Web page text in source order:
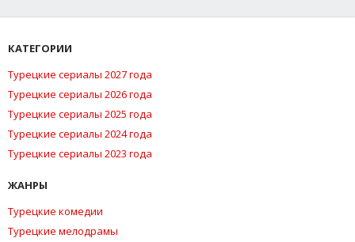
КАТЕГОРИИ
Турецкие сериалы 2027 года
Турецкие сериалы 2026 года
Турецкие сериалы 2025 года
Турецкие сериалы 2024 года
Турецкие сериалы 2023 года
ЖАНРЫ
Турецкие комедии
Турецкие мелодрамы